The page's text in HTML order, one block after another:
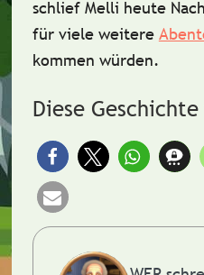
schlief Melli heute
für viele weitere
kommen würden.
Diese